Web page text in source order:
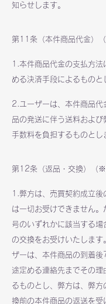
知らせします。
第11条（本件商品代金）
1.本件商品代金の支払方法
める決済手段によるものと
2.ユーザーは、本件商品代
品の発送に伴う送料および
手数料を負担するものとし
第12条（返品・交換）（
1.弊方は、売買契約成立後
は一切お受けできません。
号のいずれかに該当する場
の交換をお受けいたします
ザーは、本件商品の到着後
途定める連絡先までその理
るものとし、弊方は、弊方
換前の本件商品の返送を受